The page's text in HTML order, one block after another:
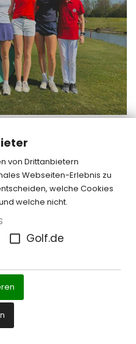
von Drittanbietern
Webseiten-Erlebnis zu
welche Cookies
welche nicht.
Golf.de